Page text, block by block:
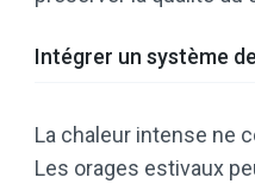
Intégrer un système
La chaleur intense ne
Les orages estivaux